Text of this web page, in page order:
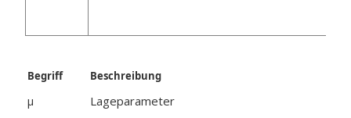
Begriff Beschreibung
μ
Lageparameter